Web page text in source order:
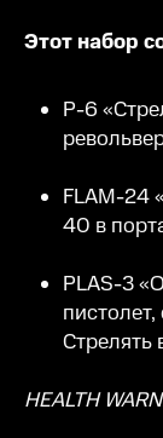
Этот набор
P-6
FLAM-24
40 в
PLAS-3
Стрелять
HEALTH